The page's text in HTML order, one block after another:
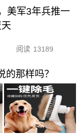
美军3年兵推一
阅读 13189
那样吗？